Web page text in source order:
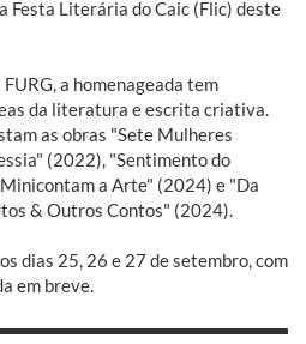
Festa Literária do Caic (Flic) deste
a homenageada tem
da literatura e escrita criativa.
as obras "Sete Mulheres
(2022), "Sentimento do
a Arte" (2024) e "Da
& Outros Contos" (2024).
dias 25, 26 e 27 de setembro, com
em breve.